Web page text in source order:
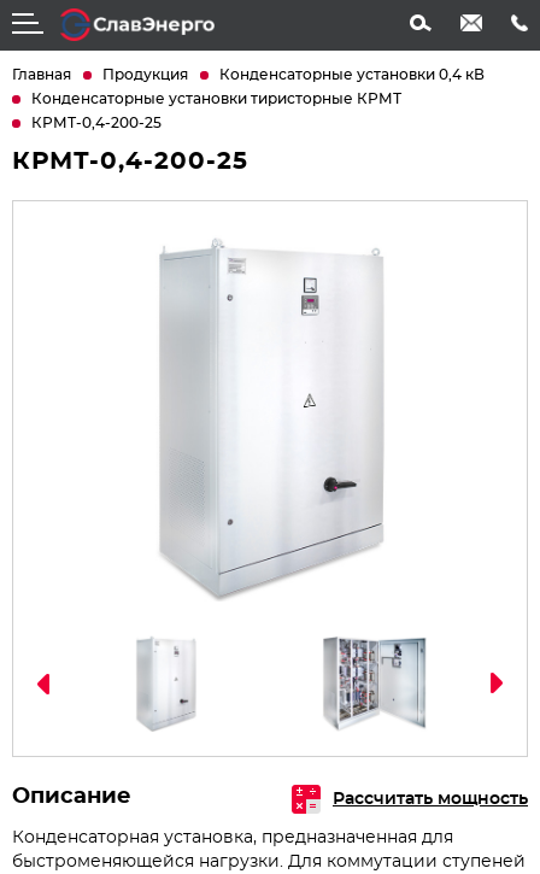
info@slavenergo.com
Главная Продукция
Конденсаторные установки 0,4 кВ
Конденсаторные установки тиристорные КРМТ
КРМТ-0,4-200-25
КРМТ-0,4-200-25
Описание Рассчитать мощность
Конденсаторная установка, предназначенная для
быстроменяющейся нагрузки. Для коммутации ступеней